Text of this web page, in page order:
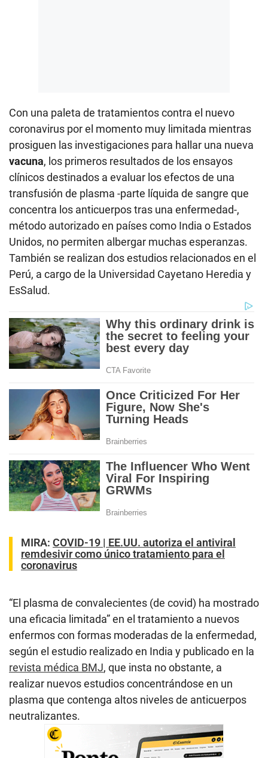
Con una paleta de tratamientos contra el nuevo
coronavirus por el momento muy limitada mientras
prosiguen las investigaciones para hallar una nueva
vacuna, los primeros resultados de los ensayos
clínicos destinados a evaluar los efectos de una
transfusión de plasma -parte líquida de sangre que
concentra los anticuerpos tras una enfermedad-,
método autorizado en países como India o Estados
Unidos, no permiten albergar muchas esperanzas.
También se realizan dos estudios relacionados en el
Perú, a cargo de la Universidad Cayetano Heredia y
EsSalud.
MIRA: COVID-19 | EE.UU. autoriza el antiviral
remdesivir como único tratamiento para el
coronavirus
“El plasma de convalecientes (de covid) ha mostrado
una eficacia limitada” en el tratamiento a nuevos
enfermos con formas moderadas de la enfermedad,
según el estudio realizado en India y publicado en la
revista médica BMJ, que insta no obstante, a
realizar nuevos estudios concentrándose en un
plasma que contenga altos niveles de anticuerpos
neutralizantes.